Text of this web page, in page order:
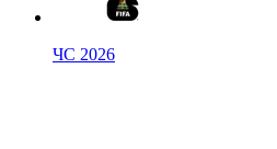
ЧС 2026